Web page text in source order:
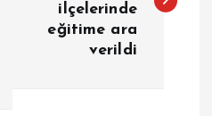
ilçelerinde
eğitime ara
verildi